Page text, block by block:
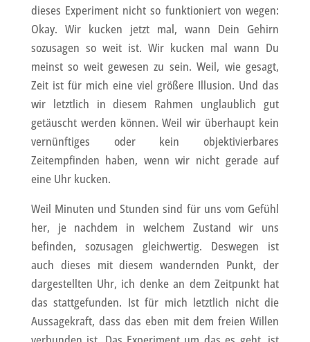
dieses Experiment nicht so funktioniert von wegen:
Okay. Wir kucken jetzt mal, wann Dein Gehirn
sozusagen so weit ist. Wir kucken mal wann Du
meinst so weit gewesen zu sein. Weil, wie gesagt,
Zeit ist für mich eine viel größere Illusion. Und das
wir letztlich in diesem Rahmen unglaublich gut
getäuscht werden können. Weil wir überhaupt kein
vernünftiges oder kein objektivierbares
Zeitempfinden haben, wenn wir nicht gerade auf
eine Uhr kucken.
Weil Minuten und Stunden sind für uns vom Gefühl
her, je nachdem in welchem Zustand wir uns
befinden, sozusagen gleichwertig. Deswegen ist
auch dieses mit diesem wandernden Punkt, der
dargestellten Uhr, ich denke an dem Zeitpunkt hat
das stattgefunden. Ist für mich letztlich nicht die
Aussagekraft, dass das eben mit dem freien Willen